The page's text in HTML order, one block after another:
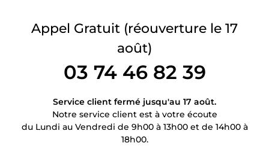
Appel Gratuit (réouverture le 17
août)
03 74 46 82 39
Service client fermé jusqu'au 17 août.
Notre service client est à votre écoute
du Lundi au Vendredi de 9h00 à 13h00 et de 14h00 à
18h00.